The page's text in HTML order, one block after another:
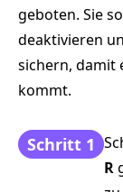
geboten. Sie
deaktivieren
sichern, damit
kommt.
Schritt 1
R